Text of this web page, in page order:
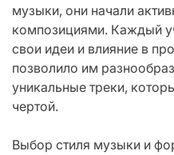
музыки, они начали
композициями. Каждый
свои идеи и влияние в
позволило им
уникальные треки,
чертой.
Выбор стиля музыки и